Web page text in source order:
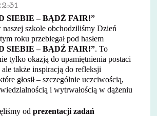
SIEBIE – BĄDŹ FAIR!”
naszej szkole obchodziliśmy Dzień
roku przebiegał pod hasłem
SIEBIE – BĄDŹ FAIR!”. To
tylko okazją do upamiętnienia postaci
ale także inspiracją do refleksji
głosił – szczególnie uczciwością,
i wytrwałością w dążeniu
odprezentacji zadań